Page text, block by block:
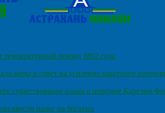
рекорд 1892 года
меры в ответ на усиление ракетного
существование плана о передаче Карелии
ввести налог на богатых